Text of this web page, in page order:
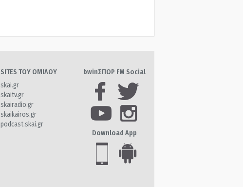
SITES ΤΟΥ ΟΜΙΛΟΥ
skai.gr
skaitv.gr
skairadio.gr
skaikairos.gr
podcast.skai.gr
bwinΣΠΟΡ FM Social
Download App